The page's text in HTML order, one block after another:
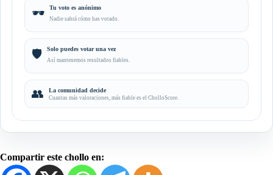
🕶️ Tu voto es anónimo
Nadie sabrá cómo has votado.
🛡️ Solo puedes votar una vez
Así mantenemos resultados fiables.
👥 La comunidad decide
Cuantas más valoraciones, más fiable es el CholloScore.
Compartir este chollo en: